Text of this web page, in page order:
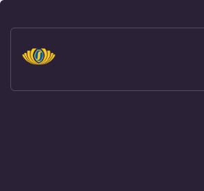
hatları
sohbet
betebet